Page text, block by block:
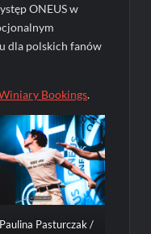
ONEUS w
dla polskich fanów
Bookings.
Pasturczak /